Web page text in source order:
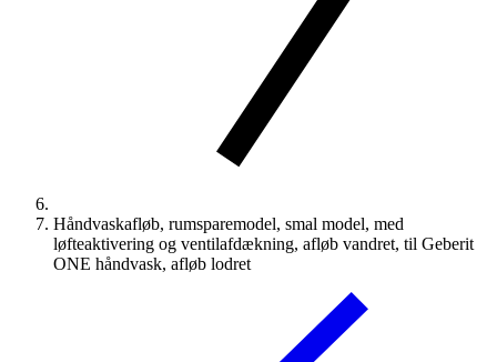
Håndvaskafløb, rumsparemodel, smal model, med
løfteaktivering og ventilafdækning, afløb vandret, til Geberit
ONE håndvask, afløb lodret